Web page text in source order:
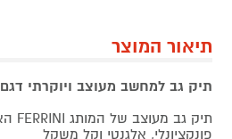
תיאור המוצר
תיק גב למחשב מעוצב ויוקרתי דגם SLIM מבית FERRINI
תיק גב מעוצב של המותג FERRINI האיטלקי
פונקציונלי, אלגנטי וקל משקל